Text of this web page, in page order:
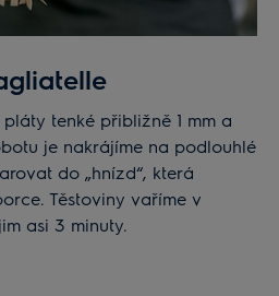
je nakrájíme na podlouhlé
do „hnízd“, která
Těstoviny vaříme v
asi 3 minuty.